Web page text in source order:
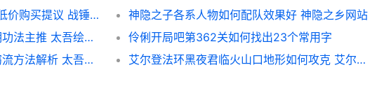
《战锤40K：星际战士2》史低价购买提议 战锤40k星际战士2好玩吗
神隐之子各系人物如何配队效果好 神隐之乡网站
《太吾绘卷：天幕心帷》前期功法主推 太吾绘卷天人捏脸
伶俐开局吧第362关如何找出23个常用字
《太吾绘卷：天幕心帷》偷窃流方法解析 太吾绘卷天蓝青怎么进化
艾尔登法环黑夜君临火山口地形如何攻克 艾尔登法环黑夜骑士位置